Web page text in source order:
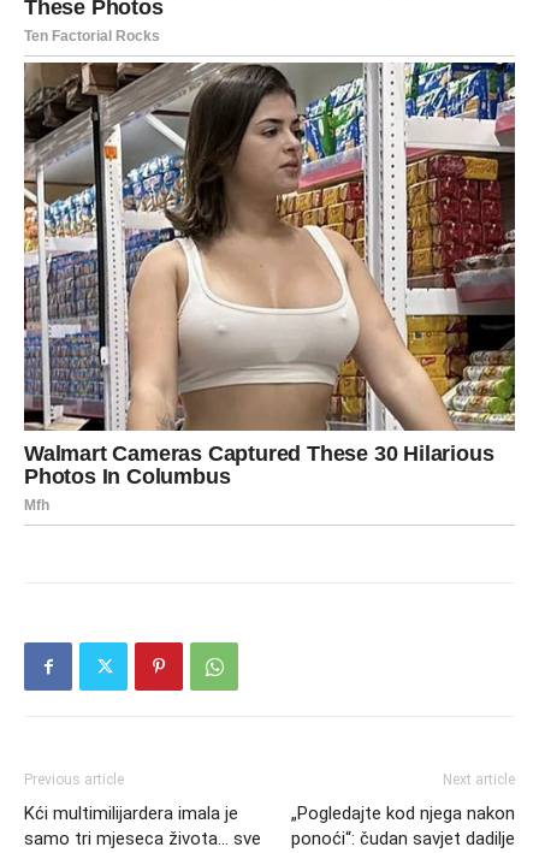
Previous article
Kći multimilijardera imala je
samo tri mjeseca života… sve
Next article
„Pogledajte kod njega nakon
ponoći“: čudan savjet dadilje